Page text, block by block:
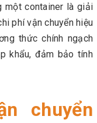
một container là giải
phí vận chuyển hiệu
thức chính ngạch
khẩu, đảm bảo tính
chuyển